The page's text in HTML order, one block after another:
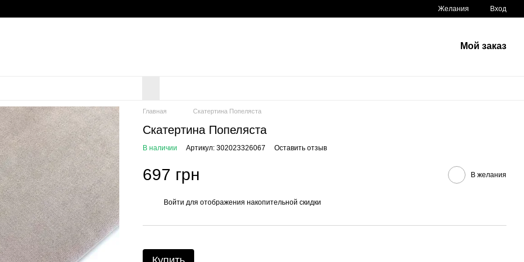
Желания Вход
Мой заказ
Главная Скатертина Попеляста
Скатертина Попеляста
В наличии Артикул: 302023326067 Оставить отзыв
697 грн В желания
Войти для отображения накопительной скидки